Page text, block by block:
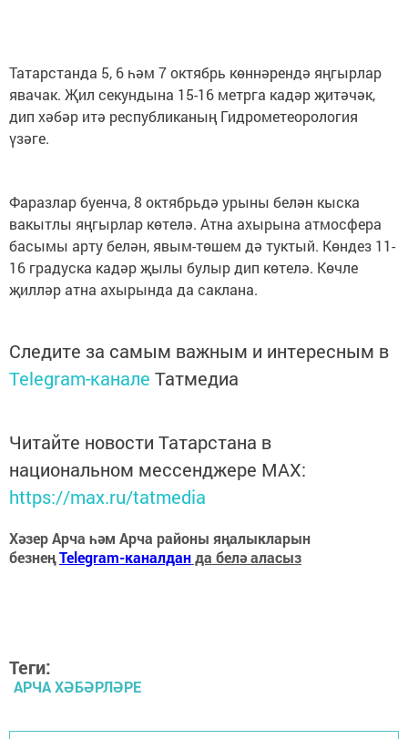
Татарстанда 5, 6 һәм 7 октябрь көннәрендә яңгырлар
явачак. Җил секундына 15-16 метрга кадәр җитәчәк,
дип хәбәр итә республиканың Гидрометеорология
үзәге.
Фаразлар буенча, 8 октябрьдә урыны белән кыска
вакытлы яңгырлар көтелә. Атна ахырына атмосфера
басымы арту белән, явым-төшем дә туктый. Көндез 11-
16 градуска кадәр җылы булыр дип көтелә. Көчле
җилләр атна ахырында да саклана.
Следите за самым важным и интересным в
Telegram-канале Татмедиа
Читайте новости Татарстана в
национальном мессенджере MАХ:
https://max.ru/tatmedia
Хәзер Арча һәм Арча районы яңалыкларын
безнеңTelegram-каналданда белә аласыз
Теги:
АРЧА ХӘБӘРЛӘРЕ